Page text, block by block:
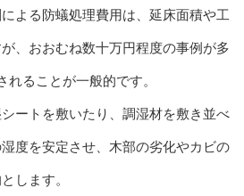
よる防蟻処理費用は、延床面積や工
、おおむね数十万円程度の事例が多
れることが一般的です。
ートを敷いたり、調湿材を敷き並べ
度を安定させ、木部の劣化やカビの
します。